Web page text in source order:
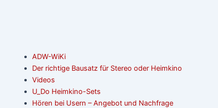
ADW-WiKi
Der richtige Bausatz für Stereo oder Heimkino
Videos
U_Do Heimkino-Sets
Hören bei Usern – Angebot und Nachfrage